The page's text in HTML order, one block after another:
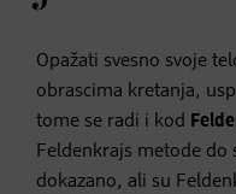
Opažati svesno svoje
obrascima kretanja,
tome se radi i kod
Feldenkrajs metode do
dokazano, ali su